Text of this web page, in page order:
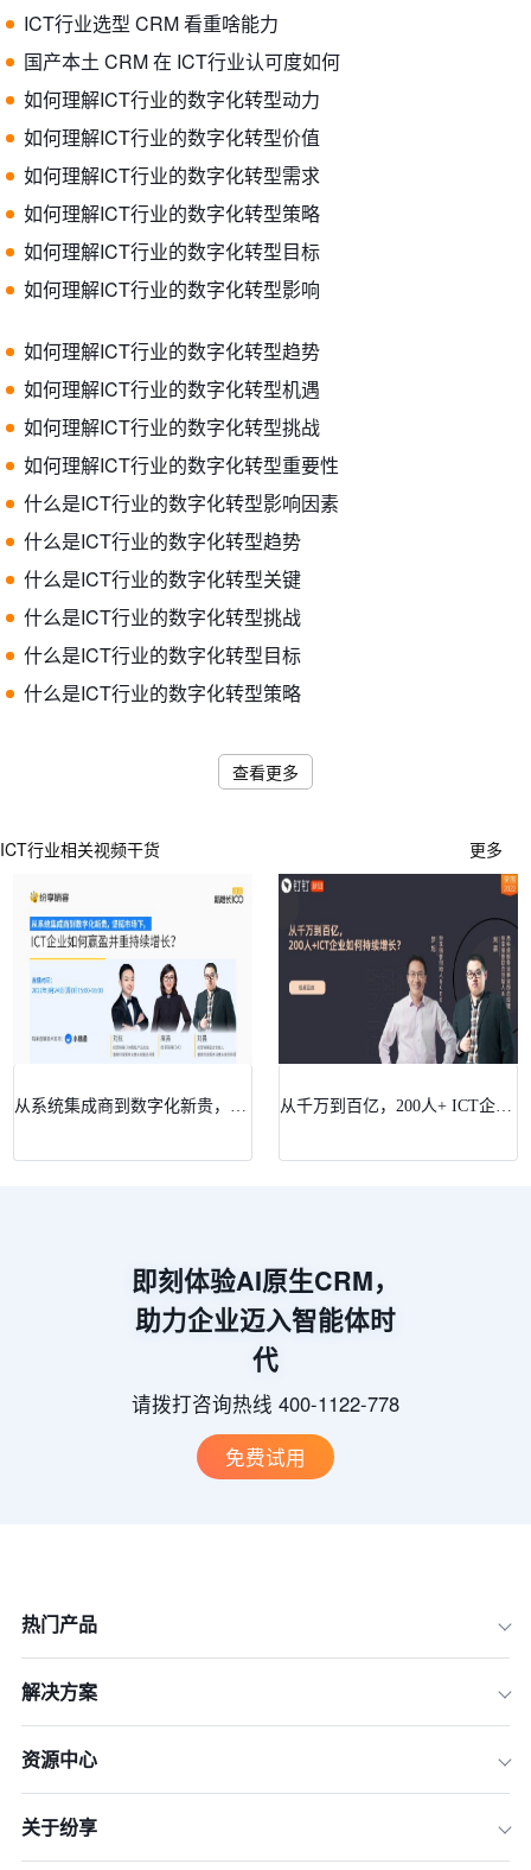
ICT行业选型 CRM 看重啥能力
国产本土 CRM 在 ICT行业认可度如何
如何理解ICT行业的数字化转型动力
如何理解ICT行业的数字化转型价值
如何理解ICT行业的数字化转型需求
如何理解ICT行业的数字化转型策略
如何理解ICT行业的数字化转型目标
如何理解ICT行业的数字化转型影响
如何理解ICT行业的数字化转型趋势
如何理解ICT行业的数字化转型机遇
如何理解ICT行业的数字化转型挑战
如何理解ICT行业的数字化转型重要性
什么是ICT行业的数字化转型影响因素
什么是ICT行业的数字化转型趋势
什么是ICT行业的数字化转型关键
什么是ICT行业的数字化转型挑战
什么是ICT行业的数字化转型目标
什么是ICT行业的数字化转型策略
查看更多
ICT行业相关视频干货 更多
即刻体验AI原生CRM，
助力企业迈入智能体时
代
请拨打咨询热线 400-1122-778
免费试用
热门产品
解决方案
资源中心
关于纷享